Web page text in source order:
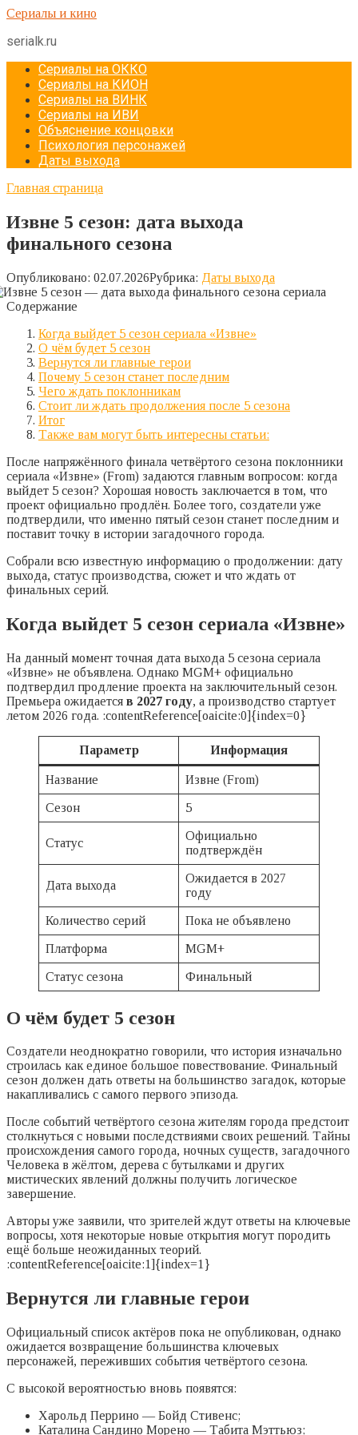
Перейти
контенту
Сериалы и кино
serialk.ru
Сериалы на ОККО
Сериалы на КИОН
Сериалы на ВИНК
Сериалы на ИВИ
Объяснение концовки
Психология персонажей
Даты выхода
Главная страница
Извне 5 сезон: дата выхода
финального сезона
Опубликовано: 02.07.2026Рубрика: Даты выхода
Содержание
Когда выйдет 5 сезон сериала «Извне»
О чём будет 5 сезон
Вернутся ли главные герои
Почему 5 сезон станет последним
Чего ждать поклонникам
Стоит ли ждать продолжения после 5 сезона
Итог
Также вам могут быть интересны статьи:
После напряжённого финала четвёртого сезона поклонники
сериала «Извне» (From) задаются главным вопросом: когда
выйдет 5 сезон? Хорошая новость заключается в том, что
проект официально продлён. Более того, создатели уже
подтвердили, что именно пятый сезон станет последним и
поставит точку в истории загадочного города.
Собрали всю известную информацию о продолжении: дату
выхода, статус производства, сюжет и что ждать от
финальных серий.
Когда выйдет 5 сезон сериала «Извне»
На данный момент точная дата выхода 5 сезона сериала
«Извне» не объявлена. Однако MGM+ официально
подтвердил продление проекта на заключительный сезон.
Премьера ожидается в 2027 году, а производство стартует
летом 2026 года. :contentReference[oaicite:0]{index=0}
Параметр Информация
Название Извне (From)
Сезон 5
Статус
Официально
подтверждён
Дата выхода
Ожидается в 2027
году
Количество серий Пока не объявлено
Платформа MGM+
Статус сезона Финальный
О чём будет 5 сезон
Создатели неоднократно говорили, что история изначально
строилась как единое большое повествование. Финальный
сезон должен дать ответы на большинство загадок, которые
накапливались с самого первого эпизода.
После событий четвёртого сезона жителям города предстоит
столкнуться с новыми последствиями своих решений. Тайны
происхождения самого города, ночных существ, загадочного
Человека в жёлтом, дерева с бутылками и других
мистических явлений должны получить логическое
завершение.
Авторы уже заявили, что зрителей ждут ответы на ключевые
вопросы, хотя некоторые новые открытия могут породить
ещё больше неожиданных теорий.
:contentReference[oaicite:1]{index=1}
Вернутся ли главные герои
Официальный список актёров пока не опубликован, однако
ожидается возвращение большинства ключевых
персонажей, переживших события четвёртого сезона.
С высокой вероятностью вновь появятся:
Харольд Перрино — Бойд Стивенс;
Каталина Сандино Морено — Табита Мэттьюз;